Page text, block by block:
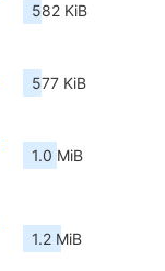
582 KiB
577 KiB
1.0 MiB
1.2 MiB